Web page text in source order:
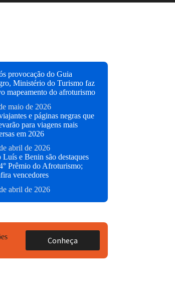
provocação do Guia
Ministério do Turismo faz
mapeamento do afroturismo
maio de 2026
e páginas negras que
para viagens mais
em 2026
abril de 2026
Luís e Benin são destaques
Prêmio do Afroturismo;
vencedores
abril de 2026
Conheça